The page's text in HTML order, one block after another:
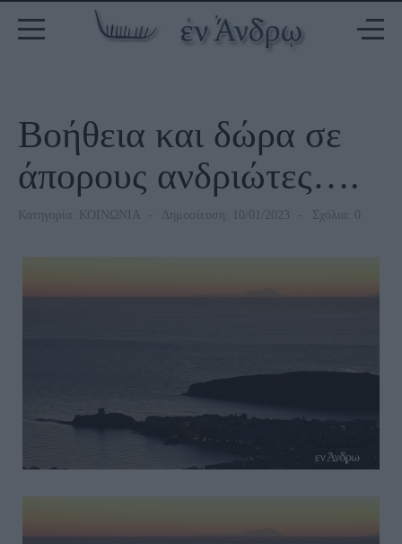
Βοήθεια και δώρα σε
άπορους ανδριώτες….
Κατηγορία: ΚΟΙΝΩΝΙΑ Δημοσίευση: 10/01/2023 Σχόλια: 0